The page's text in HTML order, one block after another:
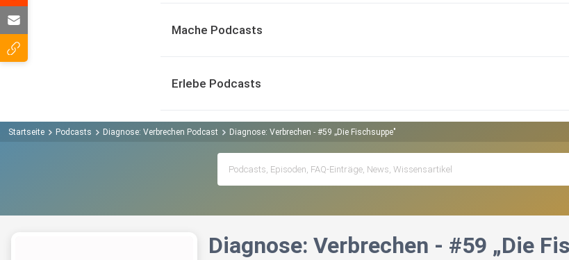
Mache Podcasts
Erlebe Podcasts
Startseite Podcasts Diagnose: Verbrechen Podcast Diagnose: Verbrechen - #59 „Die Fischsuppe"
Diagnose: Verbrechen - #59 „Die